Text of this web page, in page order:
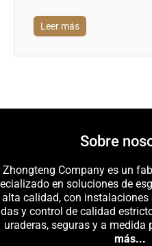
Leer más
Sobre
Zhongteng Company es un
ecializado en soluciones de
alta calidad, con
das y control de calidad
uraderas, seguras y a medida
más...